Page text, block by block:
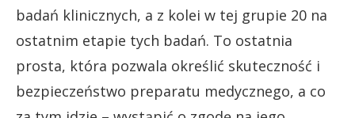
badań klinicznych, a z kolei w tej grupie 20 na
ostatnim etapie tych badań. To ostatnia
prosta, która pozwala określić skuteczność i
bezpieczeństwo preparatu medycznego, a co